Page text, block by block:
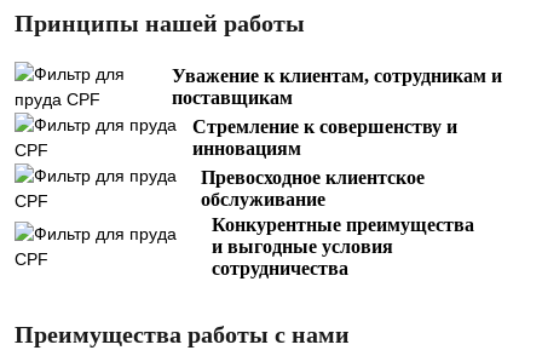
Принципы нашей работы
Уважение к клиентам, сотрудникам и
поставщикам
Стремление к совершенству и
инновациям
Превосходное клиентское
обслуживание
Конкурентные преимущества
и выгодные условия
сотрудничества
Преимущества работы с нами